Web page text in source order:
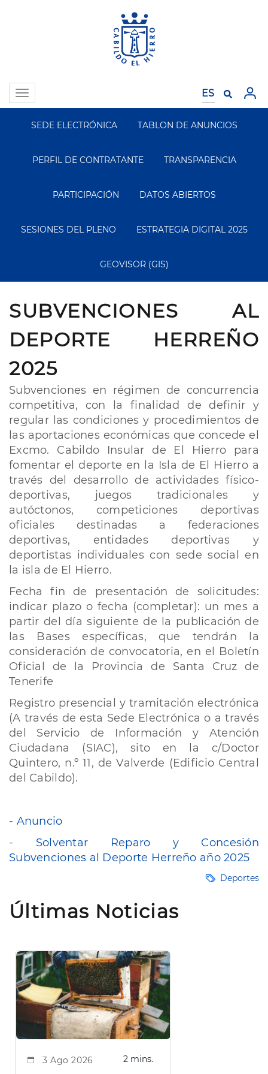
Toggle
navigation
Segundo
Menu
SEDE ELECTRÓNICA TABLON DE ANUNCIOS
PERFIL DE CONTRATANTE TRANSPARENCIA
PARTICIPACIÓN DATOS ABIERTOS
SESIONES DEL PLENO ESTRATEGIA DIGITAL 2025
GEOVISOR (GIS)
SUBVENCIONES AL
DEPORTE HERREÑO
2025
Subvenciones en régimen de concurrencia
competitiva, con la finalidad de definir y
regular las condiciones y procedimientos de
las aportaciones económicas que concede el
Excmo. Cabildo Insular de El Hierro para
fomentar el deporte en la Isla de El Hierro a
través del desarrollo de actividades físico-
deportivas, juegos tradicionales y
autóctonos, competiciones deportivas
oficiales destinadas a federaciones
deportivas, entidades deportivas y
deportistas individuales con sede social en
la isla de El Hierro.
Fecha fin de presentación de solicitudes:
indicar plazo o fecha (completar): un mes a
partir del día siguiente de la publicación de
las Bases específicas, que tendrán la
consideración de convocatoria, en el Boletín
Oficial de la Provincia de Santa Cruz de
Tenerife
Registro presencial y tramitación electrónica
(A través de esta Sede Electrónica o a través
del Servicio de Información y Atención
Ciudadana (SIAC), sito en la c/Doctor
Quintero, n.º 11, de Valverde (Edificio Central
del Cabildo).
- Anuncio
- Solventar Reparo y Concesión
Subvenciones al Deporte Herreño año 2025
Deportes
Últimas Noticias
3 Ago 2026 2 mins.